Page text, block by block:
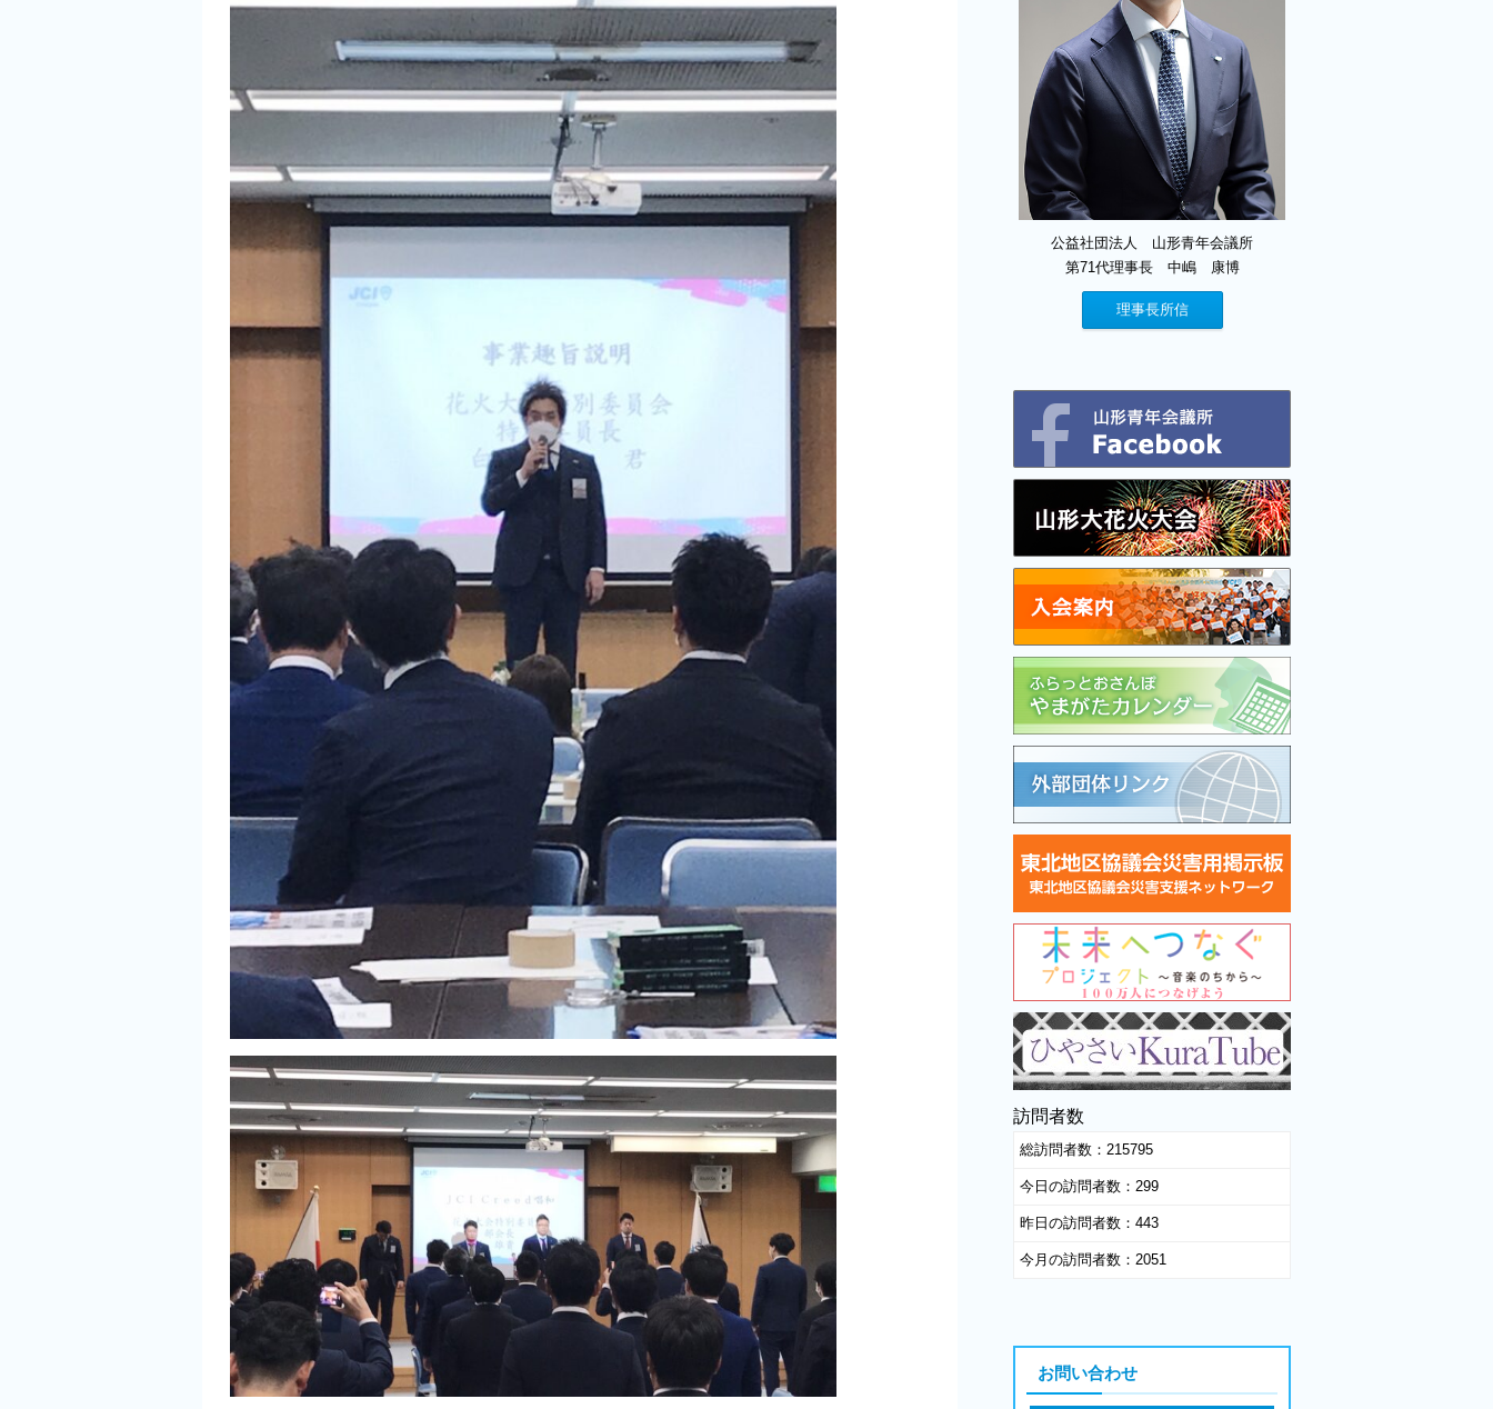
公益社団法人 山形青年会議所
第71代理事長 中嶋 康博
理事長所信
訪問者数
総訪問者数： 215795
今日の訪問者数： 299
昨日の訪問者数： 443
今月の訪問者数： 2051
お問い合わせ